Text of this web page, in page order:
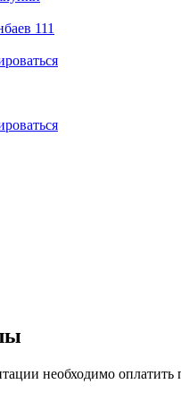
111
необходимо оплатить